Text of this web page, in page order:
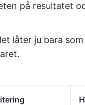
på resultatet
låter ju bara